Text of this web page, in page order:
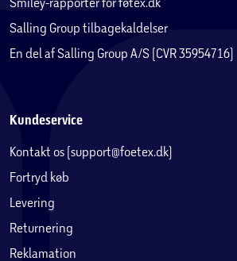
Salling Group tilbagekaldelser
En del af Salling Group A/S (CVR 35954716)
Kundeservice
Kontakt os (support@foetex.dk)
Fortryd køb
Levering
Returnering
Reklamation